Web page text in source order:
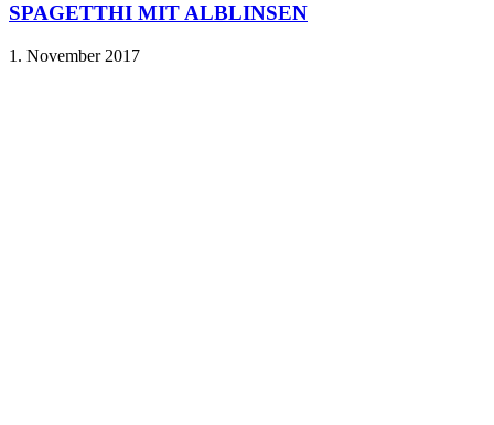
SPAGETTHI MIT ALBLINSEN
1. November 2017